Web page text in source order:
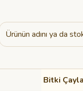
Bitki